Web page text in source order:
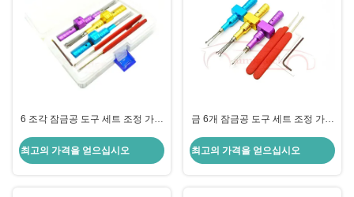
6 조각 잠금공 도구 세트 조정 가능
최고의 가격을 얻으십시오
금 6개 잠금공 도구 세트 조정 가능
게 140g
최고의 가격을 얻으십시오